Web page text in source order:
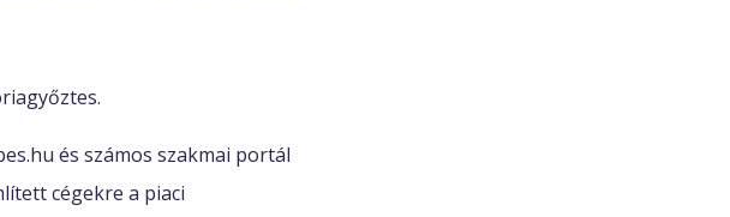
és számos szakmai portál
cégekre a piaci